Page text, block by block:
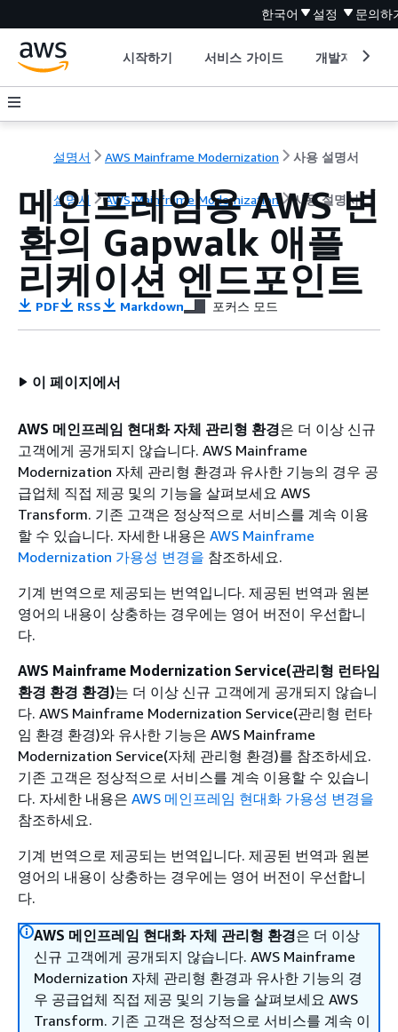
한국어 설정 문의하
시작하기 서비스 가이드 개발자 도구
설명서 AWS Mainframe Modernization 사용 설명서
설명서 AWS Mainframe Modernization 사용 설명서
메인프레임용 AWS 변
환의 Gapwalk 애플
리케이션 엔드포인트
PDF RSS Markdown 포커스 모드
이 페이지에서
AWS 메인프레임 현대화 자체 관리형 환경은 더 이상 신규
고객에게 공개되지 않습니다. AWS Mainframe
Modernization 자체 관리형 환경과 유사한 기능의 경우 공
급업체 직접 제공 및의 기능을 살펴보세요 AWS
Transform. 기존 고객은 정상적으로 서비스를 계속 이용
할 수 있습니다. 자세한 내용은 AWS Mainframe
Modernization 가용성 변경을 참조하세요.
기계 번역으로 제공되는 번역입니다. 제공된 번역과 원본
영어의 내용이 상충하는 경우에는 영어 버전이 우선합니
다.
AWS Mainframe Modernization Service(관리형 런타임
환경 환경 환경)는 더 이상 신규 고객에게 공개되지 않습니
다. AWS Mainframe Modernization Service(관리형 런타
임 환경 환경)와 유사한 기능은 AWS Mainframe
Modernization Service(자체 관리형 환경)를 참조하세요.
기존 고객은 정상적으로 서비스를 계속 이용할 수 있습니
다. 자세한 내용은 AWS 메인프레임 현대화 가용성 변경을
참조하세요.
기계 번역으로 제공되는 번역입니다. 제공된 번역과 원본
영어의 내용이 상충하는 경우에는 영어 버전이 우선합니
다.
AWS 메인프레임 현대화 자체 관리형 환경은 더 이상
신규 고객에게 공개되지 않습니다. AWS Mainframe
Modernization 자체 관리형 환경과 유사한 기능의 경
우 공급업체 직접 제공 및의 기능을 살펴보세요 AWS
Transform. 기존 고객은 정상적으로 서비스를 계속 이